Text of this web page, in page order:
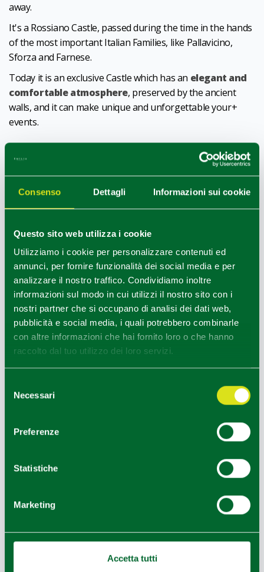
Consenso Dettagli Informazioni sui cookie
Questo sito web utilizza i cookie
Utilizziamo i cookie per personalizzare contenuti ed
annunci, per fornire funzionalità dei social media e per
analizzare il nostro traffico. Condividiamo inoltre
informazioni sul modo in cui utilizzi il nostro sito con i
nostri partner che si occupano di analisi dei dati web,
pubblicità e social media, i quali potrebbero combinarle
con altre informazioni che hai fornito loro o che hanno
raccolto dal tuo utilizzo dei loro servizi.
delNecessari
Preferenze
Statistiche
Marketing
Accetta tutti
away.
It's a Rossiano Castle, passed during the time in the hands
of the most important Italian Families, like Pallavicino,
Sforza and Farnese.
Today it is an exclusive Castle which has an elegant and
comfortable atmosphere, preserved by the ancient
walls, and it can make unique and unforgettable your+
events.
CIN IT034013B4CAXDICMT
1/0
HOW TO GET
−